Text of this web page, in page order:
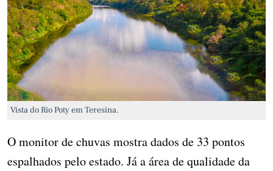
Vista do Rio Poty em Teresina.
O monitor de chuvas mostra dados de 33 pontos
espalhados pelo estado. Já a área de qualidade da